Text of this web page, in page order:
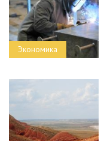
Экономика